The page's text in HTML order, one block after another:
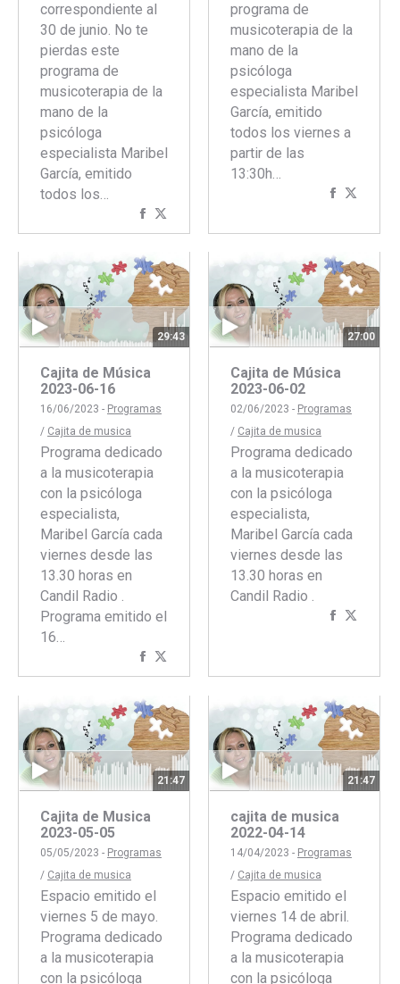
correspondiente al
30 de junio. No te
pierdas este
programa de
musicoterapia de la
mano de la
psicóloga
especialista Maribel
García, emitido
todos los…
Compartir
con
Facebook
con
Twitter
programa de
musicoterapia de la
mano de la
psicóloga
especialista Maribel
García, emitido
todos los viernes a
partir de las
13:30h…
Compartir
29:43
Cajita de Música
2023-06-16
16/06/2023 - Programas
/ Cajita de musica
Programa dedicado
a la musicoterapia
con la psicóloga
especialista,
Maribel García cada
viernes desde las
13.30 horas en
Candil Radio .
Programa emitido el
16…
Compartir
con
Facebook
con
Twitter
27:00
Cajita de Música
2023-06-02
02/06/2023 - Programas
/ Cajita de musica
Programa dedicado
a la musicoterapia
con la psicóloga
especialista,
Maribel García cada
viernes desde las
13.30 horas en
Candil Radio .
Compartir
21:47
Cajita de Musica
2023-05-05
05/05/2023 - Programas
/ Cajita de musica
Espacio emitido el
viernes 5 de mayo.
Programa dedicado
a la musicoterapia
con la psicóloga
21:47
cajita de musica
2022-04-14
14/04/2023 - Programas
/ Cajita de musica
Espacio emitido el
viernes 14 de abril.
Programa dedicado
a la musicoterapia
con la psicóloga